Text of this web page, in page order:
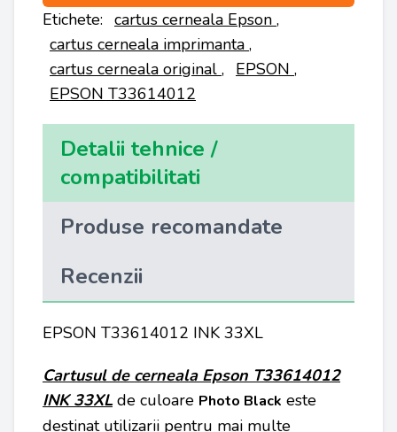
Etichete: cartus cerneala Epson ,
cartus cerneala imprimanta ,
cartus cerneala original , EPSON ,
EPSON T33614012
Detalii tehnice /
compatibilitati
Produse recomandate
Recenzii
EPSON T33614012 INK 33XL
Cartusul de cerneala Epson T33614012
INK 33XLde culoare Photo Black este
destinat utilizarii pentru mai multe